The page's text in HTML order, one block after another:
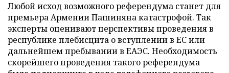
Любой исход возможного референдума станет для
премьера Армении Пашиняна катастрофой. Так
эксперты оценивают перспективы проведения в
республике плебисцита о вступлении в ЕС или
дальнейшем пребывании в ЕАЭС. Необходимость
скорейшего проведения такого референдума